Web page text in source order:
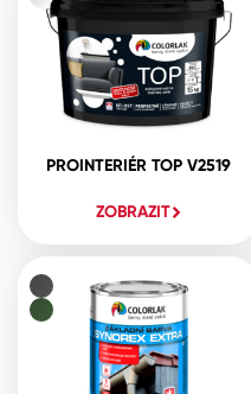
PROINTERIÉR TOP V2519
ZOBRAZIT